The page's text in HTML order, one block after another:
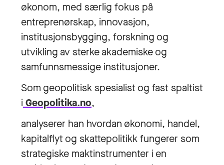
økonom, med særlig fokus på
entreprenørskap, innovasjon,
institusjonsbygging, forskning og
utvikling av sterke akademiske og
samfunnsmessige institusjoner.
Som geopolitisk spesialist og fast spaltist
i Geopolitika.no,
analyserer han hvordan økonomi, handel,
kapitalflyt og skattepolitikk fungerer som
strategiske maktinstrumenter i en